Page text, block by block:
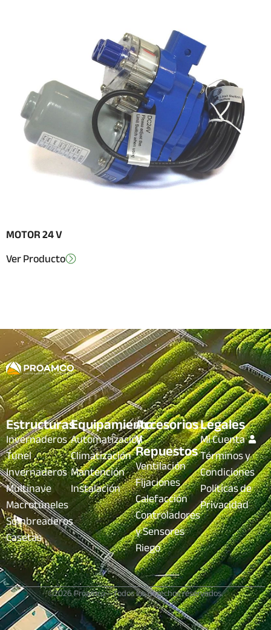
MOTOR 24 V
Ver Producto
Estructuras
Invernaderos
Túnel
Invernaderos
Multinave
Macrotúneles
Sombreaderos
Casetas
Equipamiento
Automatización
Climatización
Mantención
Instalación
Accesorios
y
Repuestos
Ventilación
Fijaciones
Calefacción
Controladores
y Sensores
Riego
Legales
Mi Cuenta
Términos y
Condiciones
Políticas de
Privacidad
©2026 Proamco – Todos los derechos reservados.